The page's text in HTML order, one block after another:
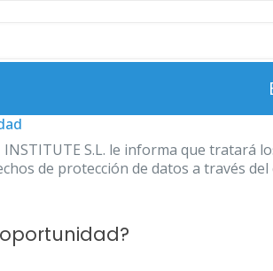
INSTITUTE S.L. le informa que
de protección de datos a través